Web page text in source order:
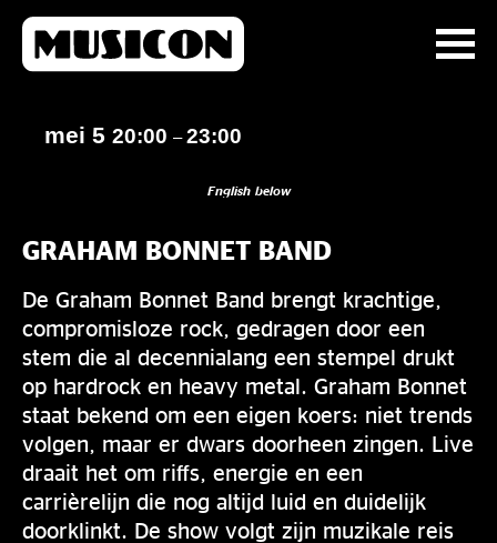
mei 5 20:00 –23:00
English below
GRAHAM BONNET BAND
De Graham Bonnet Band brengt krachtige,
compromisloze rock, gedragen door een
stem die al decennialang een stempel drukt
op hardrock en heavy metal. Graham Bonnet
staat bekend om een eigen koers: niet trends
volgen, maar er dwars doorheen zingen. Live
draait het om riffs, energie en een
carrièrelijn die nog altijd luid en duidelijk
doorklinkt. De show volgt zijn muzikale reis